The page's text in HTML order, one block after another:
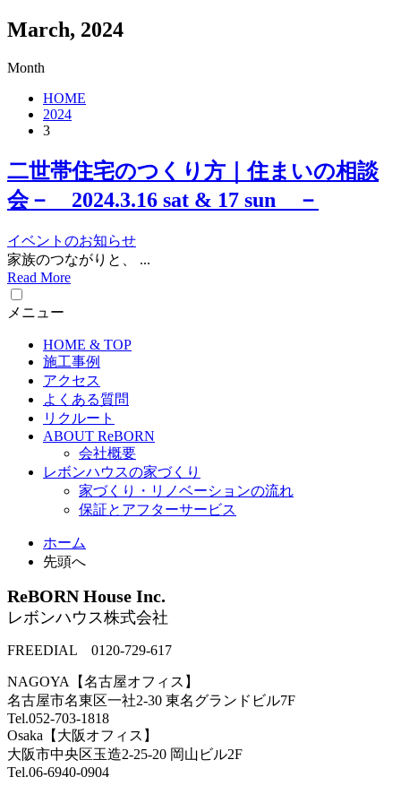
March, 2024
Month
HOME
2024
3
二世帯住宅のつくり方｜住まいの相談
会－ 2024.3.16 sat & 17 sun －
イベントのお知らせ
家族のつながりと、 ...
Read More
メニュー
HOME & TOP
施工事例
アクセス
よくある質問
リクルート
ABOUT ReBORN
会社概要
レボンハウスの家づくり
家づくり・リノベーションの流れ
保証とアフターサービス
ホーム
先頭へ
ReBORN House Inc.
レボンハウス株式会社
FREEDIAL 0120-729-617
NAGOYA【名古屋オフィス】
名古屋市名東区一社2-30 東名グランドビル7F
Tel.052-703-1818
Osaka【大阪オフィス】
大阪市中央区玉造2-25-20 岡山ビル2F
Tel.06-6940-0904